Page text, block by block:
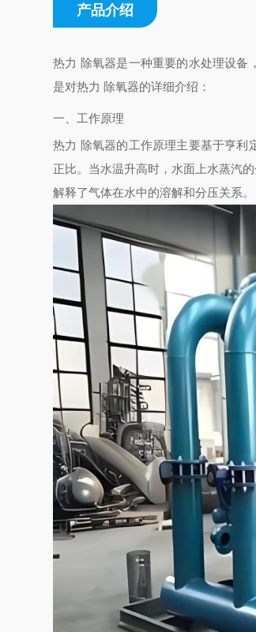
产品介绍
热力 除氧器是一种重要的水处理设备
是对热力 除氧器的详细介绍：
一、工作原理
热力 除氧器的工作原理主要基于亨利
正比。当水温升高时，水面上水蒸汽
解释了气体在水中的溶解和分压关系。